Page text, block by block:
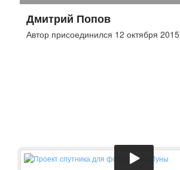
Дмитрий Попов
Автор присоединился 12 октября 2015